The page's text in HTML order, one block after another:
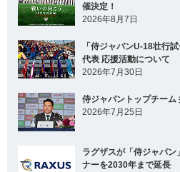
催決定！
2026年8月7日
「侍ジャパンU-18壮行
代表 応援活動について
2026年7月30日
侍ジャパントップチーム
2026年7月25日
ラグザスが「侍ジャパン
ナーを2030年まで延長